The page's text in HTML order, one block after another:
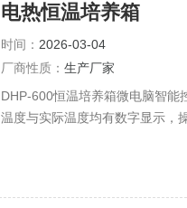
电热恒温培养箱
时间： 2026-03-04
厂商性质： 生产厂家
DHP-600恒温培养箱微电脑智能
温度与实际温度均有数字显示，
不锈钢板，并有多层可以移动
培养箱内部情况。DHP-360培